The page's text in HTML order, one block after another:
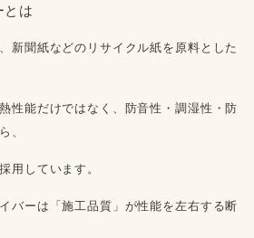
とは
新聞紙などのリサイクル紙を原料とした
性能だけではなく、防音性・調湿性・防
、
用しています。
バーは「施工品質」が性能を左右する断